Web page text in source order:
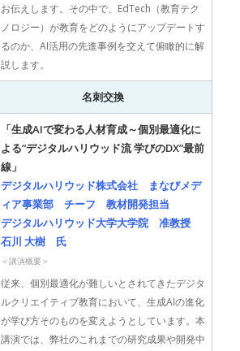
お伝えします。その中で、EdTech（教育テク
ノロジー）が教育をどのようにアップデートす
るのか、AI活用の先進事例を交えて俯瞰的に解
説します。
名刺交換
「生成AIで変わる人材育成～個別最適化に
よる“デジタルハリウッド流 学びのDX”最前
線」
デジタルハリウッド株式会社 まなびメデ
ィア事業部 チーフ 教材開発担当
デジタルハリウッド大学大学院 准教授
石川 大樹 氏
＜講演概要＞
従来、個別最適化が難しいとされてきたデジタ
ルクリエイティブ教育において、生成AIの進化
が学び方そのものを変えようとしています。本
講演では、弊社のこれまでの研究成果や開発中